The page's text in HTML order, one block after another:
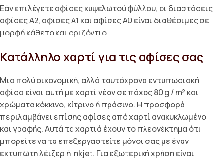
Εάν επιλέγετε αφίσες κυψελωτού φύλλου, οι διαστάσεις
αφίσες A2, αφίσες A1 και αφίσες A0 είναι διαθέσιμες σε
μορφή κάθετο και οριζόντιο.
Κατάλληλο χαρτί για τις αφίσες σας
Μια πολύ οικονομική, αλλά ταυτόχρονα εντυπωσιακή
αφίσα είναι αυτή με χαρτί νέον σε πάχος 80 g / m² και
χρώματα κόκκινο, κίτρινο ή πράσινο. Η προσφορά
περιλαμβάνει επίσης αφίσες από χαρτί ανακυκλωμένο
και γραφής. Αυτά τα χαρτιά έχουν το πλεονέκτημα ότι
μπορείτε να τα επεξεργαστείτε μόνοι σας με έναν
εκτυπωτή λέιζερ ή inkjet. Για εξωτερική χρήση είναι